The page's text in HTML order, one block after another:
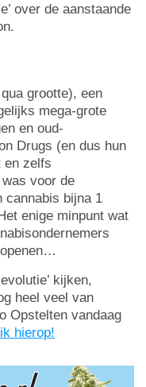
over de aanstaande
grootte), een
mega-grote
en oud-
Drugs (en dus hun
en zelfs
voor de
cannabis bijna 1
enige minpunt wat
kijken,
heel veel van
Opstelten vandaag
hierop!